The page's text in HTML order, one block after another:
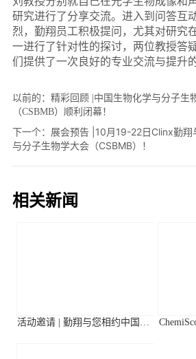
以前的：精彩回顾 |中国生物化学与分子生
（CSBMB）顺利闭幕！
下一个： 展会预告 |10月19-22日Clinx勤翔
与分子生物学大会（CSBMB）！
相关新闻
活动邀请 | 勤翔与您相约中国植